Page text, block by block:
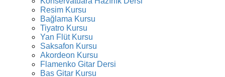
Resim Kursu
Bağlama Kursu
Tiyatro Kursu
Yan Flüt Kursu
Saksafon Kursu
Akordeon Kursu
Flamenko Gitar Dersi
Bas Gitar Kursu